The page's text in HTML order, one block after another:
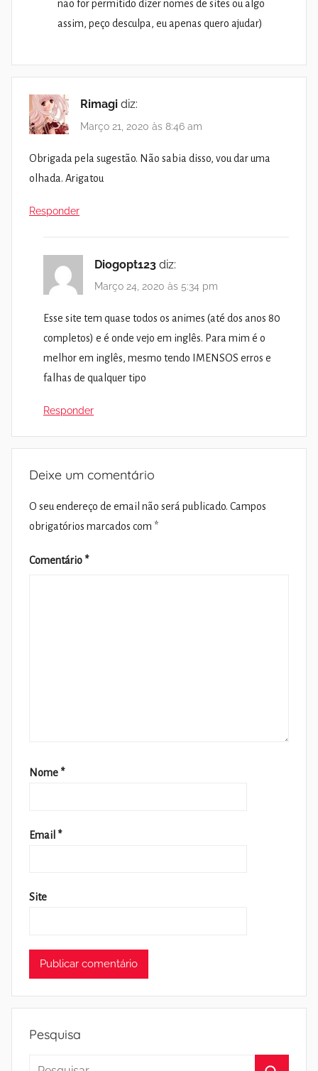
não for permitido dizer nomes de sites ou algo
assim, peço desculpa, eu apenas quero ajudar)
Rimagi diz:
Março 21, 2020 às 8:46 am
Obrigada pela sugestão. Não sabia disso, vou dar uma
olhada. Arigatou
Responder
Diogopt123 diz:
Março 24, 2020 às 5:34 pm
Esse site tem quase todos os animes (até dos anos 80
completos) e é onde vejo em inglês. Para mim é o
melhor em inglês, mesmo tendo IMENSOS erros e
falhas de qualquer tipo
Responder
Deixe um comentário
O seu endereço de email não será publicado. Campos
obrigatórios marcados com *
Comentário *
Nome *
Email *
Site
Pesquisa
Pesquisar